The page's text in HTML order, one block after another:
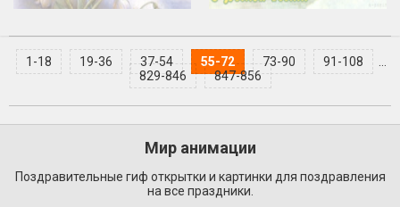
1-18 19-36 37-54 55-72 73-90 91-108
...
829-846
847-856
Мир анимации
Поздравительные гиф открытки и картинки для поздравления
на все праздники.